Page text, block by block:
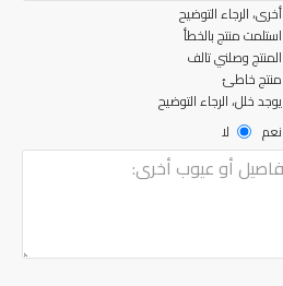
أخرى، الرجاء التوضيح
استلمت منتج بالخطأ
المنتج وصلني تالف
منتج خاطئ
يوجد خلل، الرجاء التوضيح
نعم
لا